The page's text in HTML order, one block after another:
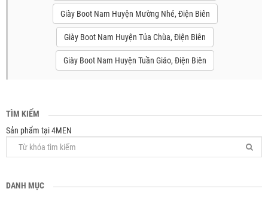
Giày Boot Nam Huyện Mường Nhé, Điện Biên
Giày Boot Nam Huyện Tủa Chùa, Điện Biên
Giày Boot Nam Huyện Tuần Giáo, Điện Biên
TÌM KIẾM
Sản phẩm tại 4MEN
DANH MỤC